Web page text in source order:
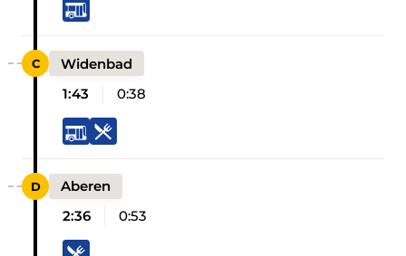
Widenbad
1:43
0:38
Aberen
2:36
0:53